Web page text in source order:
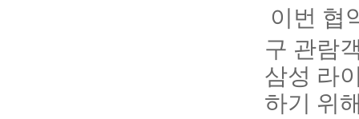
이번 협
구 관람
삼성 라
하기 위